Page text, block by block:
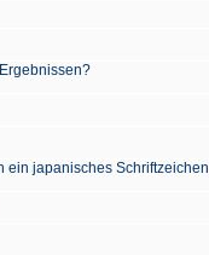
ein japanisches Schriftzeichen